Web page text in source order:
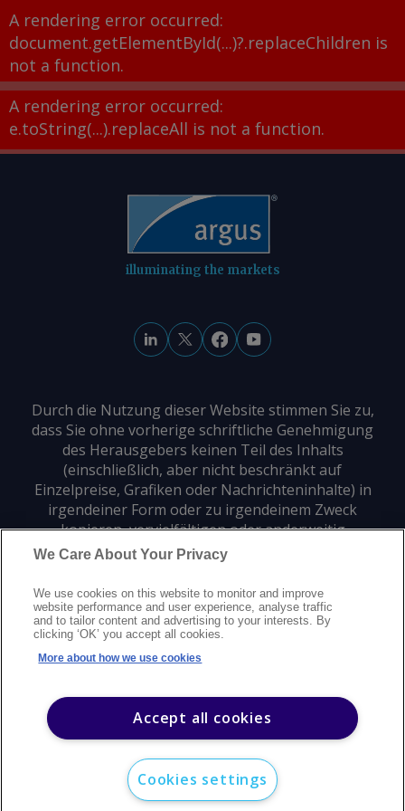
A rendering error occurred:
document.getElementById(...)?.replaceChildren is
not a function.
A rendering error occurred:
e.toString(...).replaceAll is not a function.
illuminating the markets
Durch die Nutzung dieser Website stimmen Sie zu,
dass Sie ohne vorherige schriftliche Genehmigung
des Herausgebers keinen Teil des Inhalts
(einschließlich, aber nicht beschränkt auf
Einzelpreise, Grafiken oder Nachrichteninhalte) in
irgendeiner Form oder zu irgendeinem Zweck
kopieren, vervielfältigen oder anderweitig
verwenden dürfen.
DatenschutzMarkenzeichenUrheberrecht
NutzungsbedingungenErklärung zur modernen Sklaverei
CareersKundensupport
We Care About Your Privacy
We use cookies on this website to monitor and improve
website performance and user experience, analyse traffic
and to tailor content and advertising to your interests. By
clicking ‘OK’ you accept all cookies.
More about how we use cookies
Accept all cookies
Cookies settings